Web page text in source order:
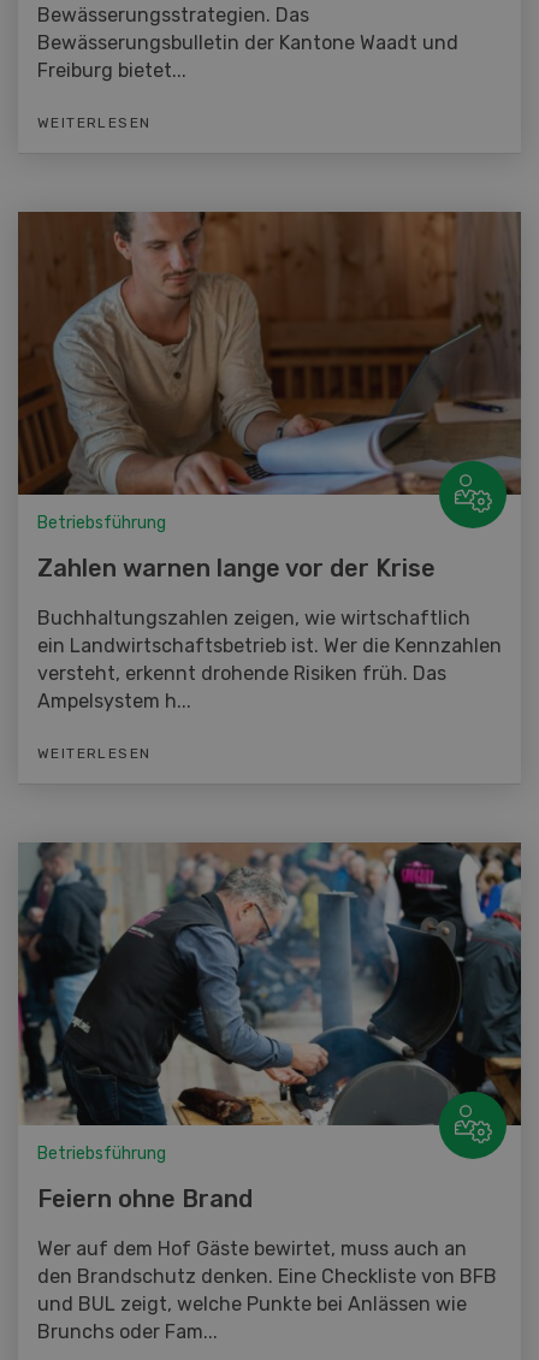
Bewässerungsstrategien. Das
Bewässerungsbulletin der Kantone Waadt und
Freiburg bietet...
WEITERLESEN
Betriebsführung
Zahlen warnen lange vor der Krise
Buchhaltungszahlen zeigen, wie wirtschaftlich
ein Landwirtschaftsbetrieb ist. Wer die Kennzahlen
versteht, erkennt drohende Risiken früh. Das
Ampelsystem h...
WEITERLESEN
Betriebsführung
Feiern ohne Brand
Wer auf dem Hof Gäste bewirtet, muss auch an
den Brandschutz denken. Eine Checkliste von BFB
und BUL zeigt, welche Punkte bei Anlässen wie
Brunchs oder Fam...